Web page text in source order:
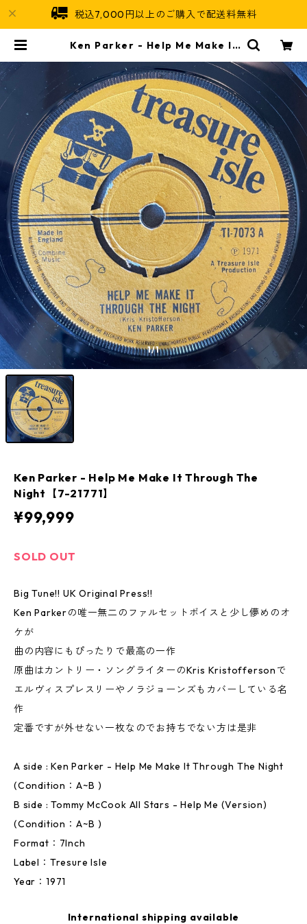
税込7,000円以上のご購入で配送料無料
Ken Parker - Help Me Make It
| Jamaican Soul
1/1
Ken Parker - Help Me Make It Through The
Night【7-21771】
¥99,999
SOLD OUT
Big Tune!! UK Original Press!!
Ken Parkerの唯一無二のファルセットボイスと少し儚めのオ
ケが
曲の内容にもぴったりで最高の一作
原曲はカントリー・ソングライターのKris Kristoffersonで
エルヴィスプレスリーやノラジョーンズもカバーしている名
作
定番ですが外せない一枚なのでお持ちでない方は是非
A side : Ken Parker - Help Me Make It Through The Night
(Condition：A~B )
B side : Tommy McCook All Stars - Help Me (Version)
(Condition：A~B )
Format：7Inch
Label：Tresure Isle
Year：1971
International shipping available